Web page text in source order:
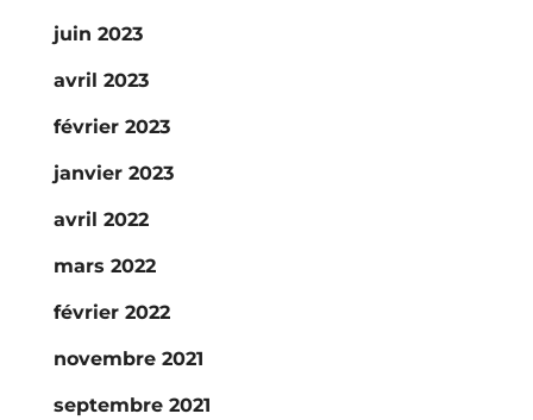
juin 2023
avril 2023
février 2023
janvier 2023
avril 2022
mars 2022
février 2022
novembre 2021
septembre 2021